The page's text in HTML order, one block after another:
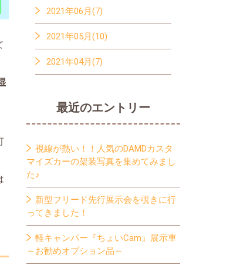
2021年06月(7)
2021年05月(10)
2021年04月(7)
最近のエントリー
視線が熱い！！人気のDAMDカスタ
マイズカーの架装写真を集めてみまし
た♪
新型フリード先行展示会を覗きに行
ってきました！
軽キャンパー『ちょいCam』展示車
～お勧めオプション品～